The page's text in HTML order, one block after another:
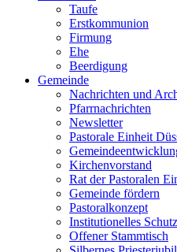
Taufe
Erstkommunion
Firmung
Ehe
Beerdigung
Gemeinde
Nachrichten und
Pfarrnachrichten
Newsletter
Pastorale Einheit
Kirchenvorstand
Rat der Pastoralen
Gemeinde fördern
Pastoralkonzept
Institutionelles
Offener Stammtisch